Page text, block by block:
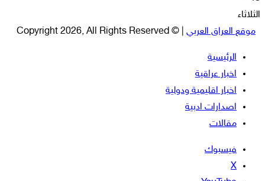
الثلاثاء
موقع العراق العربي | © Copyright 2026, All Rights Reserved
الرئيسية
اخبار عراقية
اخبار اقليمية ودولية
اصدارات ادبية
مقالات
فيسبوك
‫X